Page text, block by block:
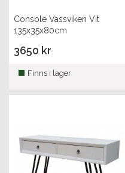
Console Vassviken Vit
135x35x80cm
3650 kr
Finns i lager